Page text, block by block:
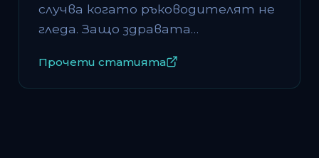
случва когато ръководителят не
гледа. Защо здравата
важна от стратегията и как
лидерите я изграждат на
Прочети статията